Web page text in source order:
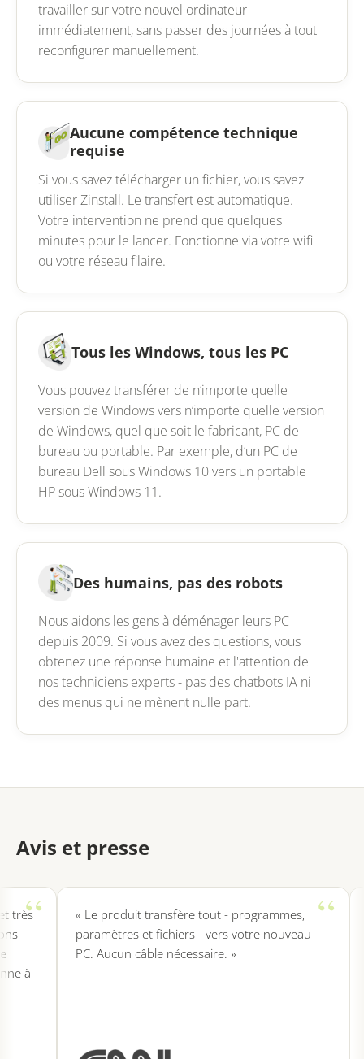
travailler sur votre nouvel ordinateur
immédiatement, sans passer des journées à tout
reconfigurer manuellement.
Aucune compétence technique
requise
Si vous savez télécharger un fichier, vous savez
utiliser Zinstall. Le transfert est automatique.
Votre intervention ne prend que quelques
minutes pour le lancer. Fonctionne via votre wifi
ou votre réseau filaire.
Tous les Windows, tous les PC
Vous pouvez transférer de n’importe quelle
version de Windows vers n’importe quelle version
de Windows, quel que soit le fabricant, PC de
bureau ou portable. Par exemple, d’un PC de
bureau Dell sous Windows 10 vers un portable
HP sous Windows 11.
Des humains, pas des robots
Nous aidons les gens à déménager leurs PC
depuis 2009. Si vous avez des questions, vous
obtenez une réponse humaine et l'attention de
nos techniciens experts - pas des chatbots IA ni
des menus qui ne mènent nulle part.
Avis et presse
à
« Le produit transfère tout - programmes,
paramètres et fichiers - vers votre nouveau
PC. Aucun câble nécessaire. »